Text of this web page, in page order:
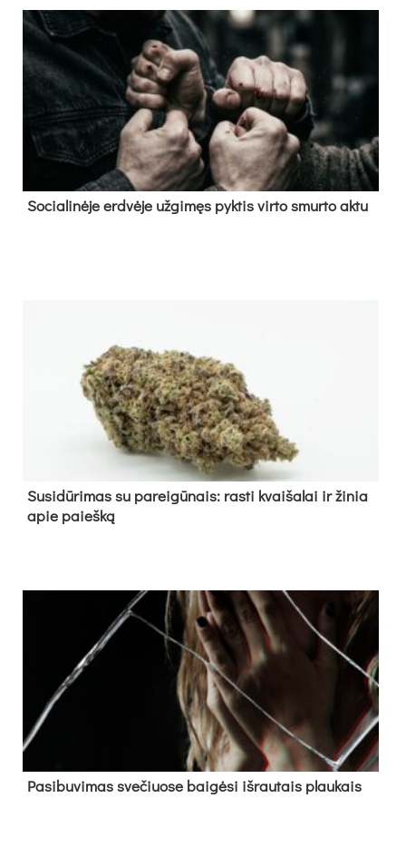
So­cia­li­nė­je erd­vė­je už­gi­męs pyk­tis vir­to smur­to ak­tu
Su­si­dū­ri­mas su pa­rei­gū­nais: ras­ti kvai­ša­lai ir ži­nia
apie paieš­ką
Pa­si­bu­vi­mas sve­čiuo­se bai­gė­si iš­rau­tais plau­kais